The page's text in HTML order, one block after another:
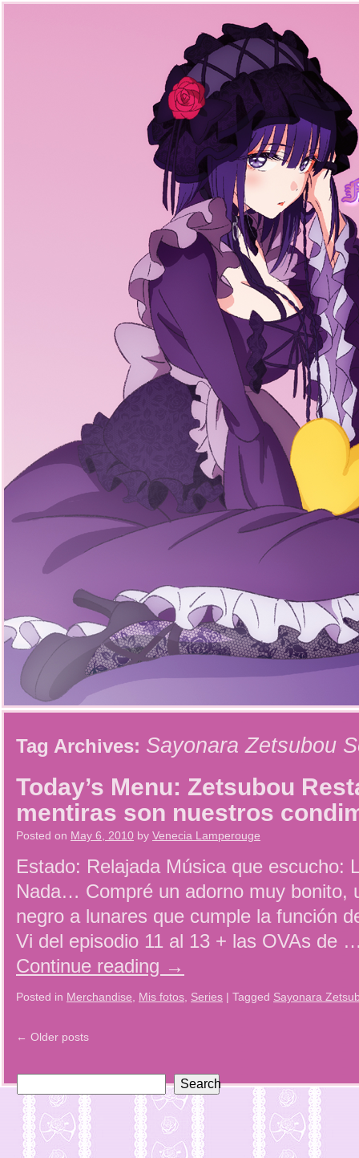
Tag Archives: Sayonara Zetsubou
Today’s Menu: Zetsubou
mentiras son nuestros
Posted on May 6, 2010 by Venecia Lamperouge
Estado: Relajada Música que escucho:
Nada… Compré un adorno muy bonito,
negro a lunares que cumple la función
Vi del episodio 11 al 13 + las OVAs de
Continue reading →
Posted in Merchandise Mis fotos Series | Tagged Sayonara
← Older posts
Search